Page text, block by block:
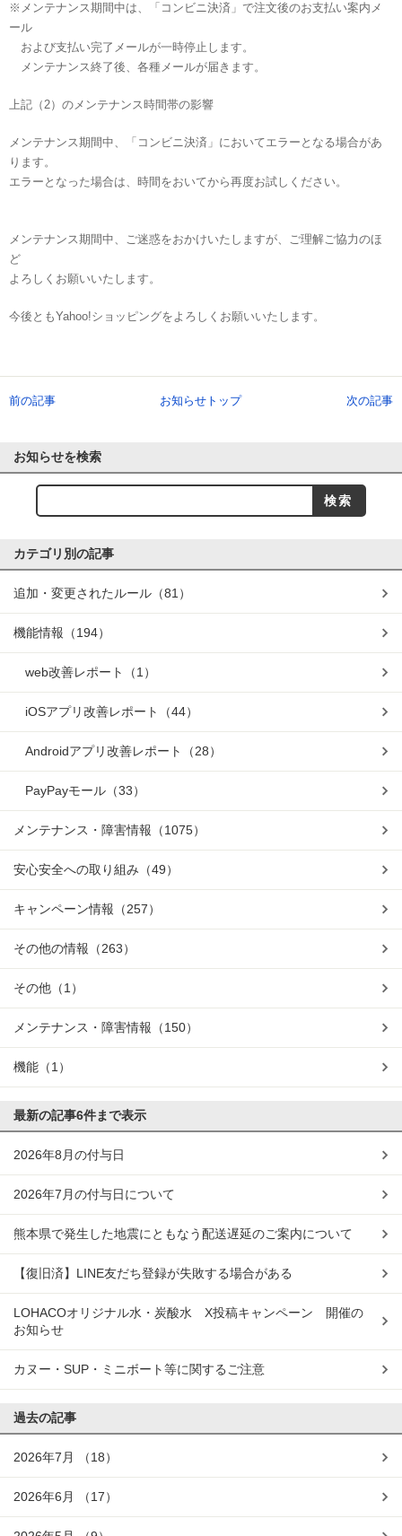
※メンテナンス期間中は、「コンビニ決済」で注文後のお支払い案内メ
ール
および支払い完了メールが一時停止します。
メンテナンス終了後、各種メールが届きます。
上記（2）のメンテナンス時間帯の影響
メンテナンス期間中、「コンビニ決済」においてエラーとなる場合があ
ります。
エラーとなった場合は、時間をおいてから再度お試しください。
メンテナンス期間中、ご迷惑をおかけいたしますが、ご理解ご協力のほ
ど
よろしくお願いいたします。
今後ともYahoo!ショッピングをよろしくお願いいたします。
前の記事 お知らせトップ 次の記事
お知らせを検索
カテゴリ別の記事
追加・変更されたルール （81）
機能情報 （194）
web改善レポート （1）
iOSアプリ改善レポート （44）
Androidアプリ改善レポート （28）
PayPayモール （33）
メンテナンス・障害情報 （1075）
安心安全への取り組み （49）
キャンペーン情報 （257）
その他の情報 （263）
その他 （1）
メンテナンス・障害情報 （150）
機能 （1）
最新の記事6件まで表示
2026年8月の付与日
2026年7月の付与日について
熊本県で発生した地震にともなう配送遅延のご案内について
【復旧済】LINE友だち登録が失敗する場合がある
LOHACOオリジナル水・炭酸水 X投稿キャンペーン 開催の
お知らせ
カヌー・SUP・ミニボート等に関するご注意
過去の記事
2026年7月 （18）
2026年6月 （17）